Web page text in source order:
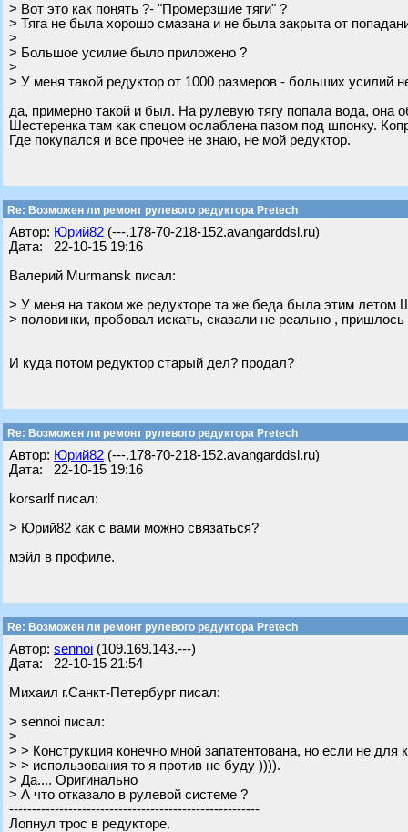
> Вот это как понять ?- "Промерзшие тяги" ?
> Тяга не была хорошо смазана и не была закрыта от
>
> Большое усилие было приложено ?
>
> У меня такой редуктор от 1000 размеров - больших усилий
да, примерно такой и был. На рулевую тягу попала вода, она
Шестеренка там как спецом ослаблена пазом под шпонку.
Где покупался и все прочее не знаю, не мой редуктор.
Re: Возможен ли ремонт рулевого редуктора Pretech
Автор: Юрий82 (---.178-70-218-152.avangarddsl.ru)
Дата: 22-10-15 19:16
Валерий Murmansk писал:
> У меня на таком же редукторе та же беда была этим летом
> половинки, пробовал искать, сказали не реально ,
И куда потом редуктор старый дел? продал?
Re: Возможен ли ремонт рулевого редуктора Pretech
Автор: Юрий82 (---.178-70-218-152.avangarddsl.ru)
Дата: 22-10-15 19:16
korsarlf писал:
> Юрий82 как с вами можно связаться?
мэйл в профиле.
Re: Возможен ли ремонт рулевого редуктора Pretech
Автор: sennoi (109.169.143.---)
Дата: 22-10-15 21:54
Михаил г.Санкт-Петербург писал:
> sennoi писал:
>
> > Конструкция конечно мной запатентована, но если не для
> > использования то я против не буду )))).
> Да.... Оригинально
> А что отказало в рулевой системе ?
-------------------------------------------------------
Лопнул трос в редукторе.